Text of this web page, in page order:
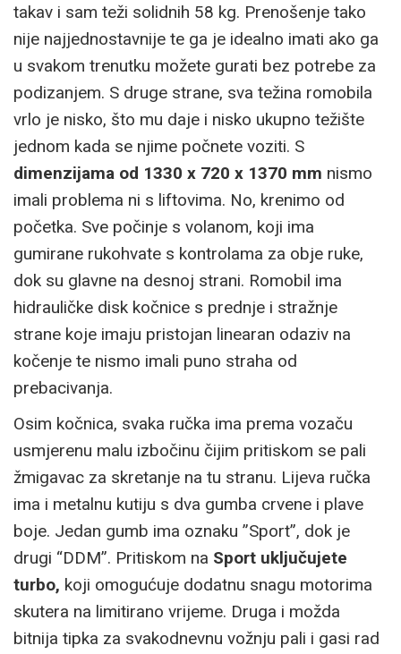
takav i sam teži solidnih 58 kg. Prenošenje tako
nije najjednostavnije te ga je idealno imati ako ga
u svakom trenutku možete gurati bez potrebe za
podizanjem. S druge strane, sva težina romobila
vrlo je nisko, što mu daje i nisko ukupno težište
jednom kada se njime počnete voziti. S
dimenzijama od 1330 x 720 x 1370 mm nismo
imali problema ni s liftovima. No, krenimo od
početka. Sve počinje s volanom, koji ima
gumirane rukohvate s kontrolama za obje ruke,
dok su glavne na desnoj strani. Romobil ima
hidrauličke disk kočnice s prednje i stražnje
strane koje imaju pristojan linearan odaziv na
kočenje te nismo imali puno straha od
prebacivanja.
Osim kočnica, svaka ručka ima prema vozaču
usmjerenu malu izbočinu čijim pritiskom se pali
žmigavac za skretanje na tu stranu. Lijeva ručka
ima i metalnu kutiju s dva gumba crvene i plave
boje. Jedan gumb ima oznaku ”Sport”, dok je
drugi “DDM”. Pritiskom na Sport uključujete
turbo, koji omogućuje dodatnu snagu motorima
skutera na limitirano vrijeme. Druga i možda
bitnija tipka za svakodnevnu vožnju pali i gasi rad